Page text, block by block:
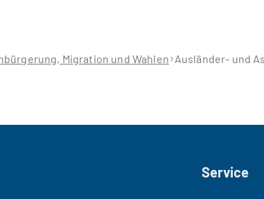
Migration und Wahlen Ausländer- und
Service